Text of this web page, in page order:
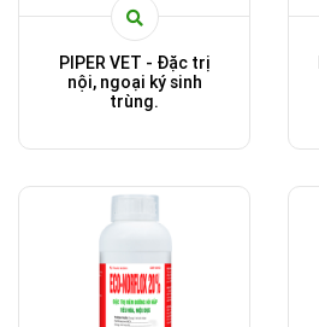
PIPER VET - Đặc trị
nội, ngoại ký sinh
trùng.